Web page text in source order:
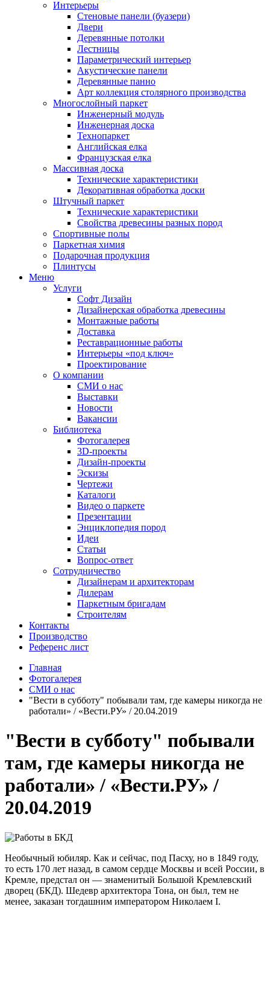
Интерьеры
Стеновые панели (буазери)
Двери
Деревянные потолки
Лестницы
Параметрический интерьер
Акустические панели
Деревянные панно
Арт коллекция столярного производства
Многослойный паркет
Инженерный модуль
Инженерная доска
Технопаркет
Английская елка
Французская елка
Массивная доска
Технические характеристики
Декоративная обработка доски
Штучный паркет
Технические характеристики
Свойства древесины разных пород
Спортивные полы
Паркетная химия
Подарочная продукция
Плинтусы
Меню
Услуги
Софт Дизайн
Дизайнерская обработка древесины
Монтажные работы
Доставка
Реставрационные работы
Интерьеры «под ключ»
Проектирование
О компании
СМИ о нас
Выставки
Новости
Вакансии
Библиотека
Фотогалерея
3D-проекты
Дизайн-проекты
Эскизы
Чертежи
Каталоги
Видео о паркете
Презентации
Энциклопедия пород
Идеи
Статьи
Вопрос-ответ
Сотрудничество
Дизайнерам и архитекторам
Дилерам
Паркетным бригадам
Строителям
Контакты
Производство
Референс лист
Главная
Фотогалерея
СМИ о нас
"Вести в субботу" побывали там, где камеры никогда не
работали» / «Вести.РУ» / 20.04.2019
"Вести в субботу" побывали
там, где камеры никогда не
работали» / «Вести.РУ» /
20.04.2019
Необычный юбиляр. Как и сейчас, под Пасху, но в 1849 году,
то есть 170 лет назад, в самом сердце Москвы и всей России, в
Кремле, предстал он — знаменитый Большой Кремлевский
дворец (БКД). Шедевр архитектора Тона, он был, тем не
менее, заказан тогдашним императором Николаем I.